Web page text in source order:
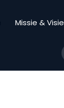
Missie & Visie